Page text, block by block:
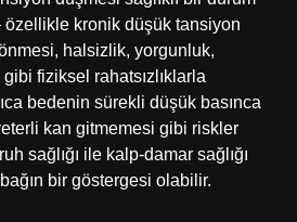
özellikle kronik düşük tansiyon
halsizlik, yorgunluk,
fiziksel rahatsızlıklarla
bedenin sürekli düşük basınca
kan gitmemesi gibi riskler
sağlığı ile kalp-damar sağlığı
bir göstergesi olabilir.